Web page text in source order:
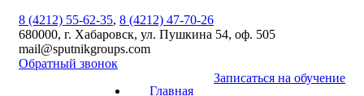
8 (4212) 55-62-35, 8 (4212) 47-70-26
680000, г. Хабаровск, ул. Пушкина 54, оф. 505
mail@sputnikgroups.com
Обратный звонок
Главная
Записаться на обучение